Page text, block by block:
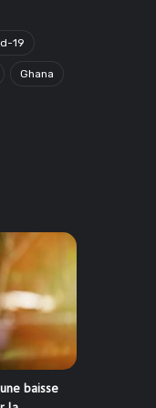
19
Ghana
baisse